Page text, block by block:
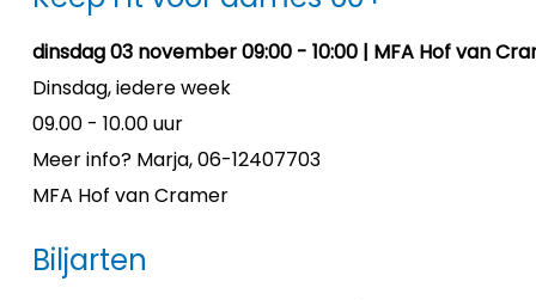
dinsdag 03 november 09:00 - 10:00 | MFA Hof van
Dinsdag, iedere week
09.00 - 10.00 uur
Meer info? Marja, 06-12407703
MFA Hof van Cramer
Biljarten